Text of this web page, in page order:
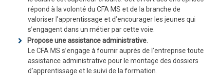
répond à la volonté du CFA MS et de la branche de
valoriser l’apprentissage et d’encourager les jeunes qui
s’engagent dans un métier par cette voie.
Propose une assistance administrative.
Le CFA MS s’engage à fournir auprès de l’entreprise toute
assistance administrative pour le montage des dossiers
d’apprentissage et le suivi de la formation.